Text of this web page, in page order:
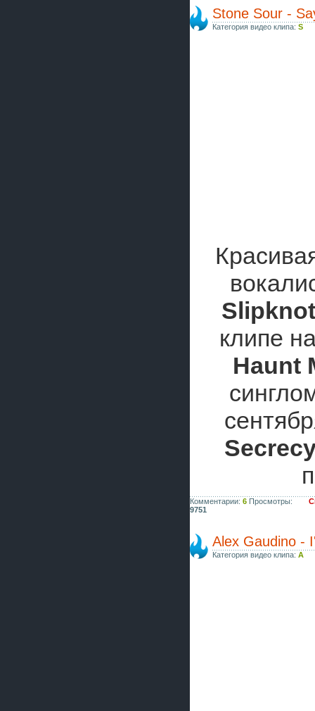
Stone Sour -
Категория видео клипа: S
клипе
Haunt
Комментарии: 6 Просмотры:
9751
Alex Gaudino -
Категория видео клипа: A